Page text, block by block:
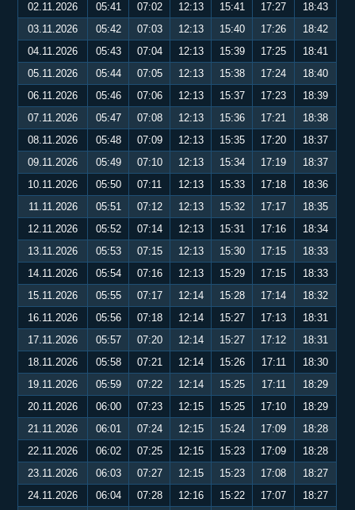
02.11.2026 05:41 07:02 12:13 15:41 17:27
18:43
03.11.2026
05:42 07:03 12:13 15:40 17:26
18:42
04.11.2026
05:43 07:04 12:13 15:39 17:25
18:41
05.11.2026
05:44 07:05 12:13 15:38 17:24
18:40
06.11.2026
05:46 07:06 12:13 15:37 17:23
18:39
07.11.2026
05:47 07:08 12:13 15:36 17:21
18:38
08.11.2026
05:48 07:09 12:13 15:35 17:20
18:37
09.11.2026
05:49 07:10 12:13 15:34 17:19
18:37
10.11.2026
05:50 07:11 12:13 15:33 17:18
18:36
11.11.2026
05:51 07:12 12:13 15:32 17:17
18:35
12.11.2026
05:52 07:14 12:13 15:31 17:16
18:34
13.11.2026
05:53 07:15 12:13 15:30 17:15
18:33
14.11.2026
05:54 07:16 12:13 15:29 17:15
18:33
15.11.2026
05:55 07:17 12:14 15:28 17:14
18:32
16.11.2026
05:56 07:18 12:14 15:27 17:13
18:31
17.11.2026
05:57 07:20 12:14 15:27 17:12
18:31
18.11.2026
05:58 07:21 12:14 15:26 17:11
18:30
19.11.2026
05:59 07:22 12:14 15:25 17:11
18:29
20.11.2026
06:00 07:23 12:15 15:25 17:10
18:29
21.11.2026
06:01 07:24 12:15 15:24 17:09
18:28
22.11.2026
06:02 07:25 12:15 15:23 17:09
18:28
23.11.2026
06:03 07:27 12:15 15:23 17:08
18:27
24.11.2026
06:04 07:28 12:16 15:22 17:07
18:27